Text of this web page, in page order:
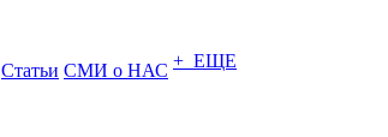
Статьи СМИ о НАС + ЕЩЕ